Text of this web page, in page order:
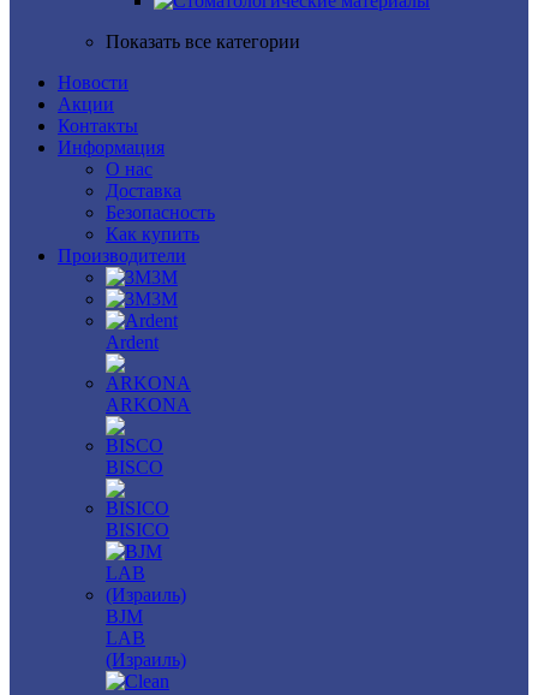
Показать все категории
Новости
Акции
Контакты
Информация
О нас
Доставка
Безопасность
Как купить
Производители
3M
3М
Ardent
ARKONA
BISCO
BISICO
BJM
LAB
(Израиль)